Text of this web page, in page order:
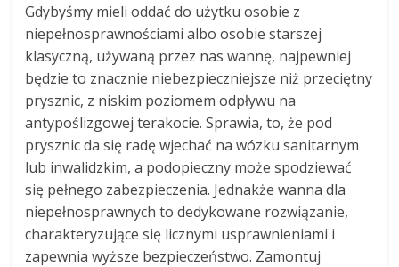
Gdybyśmy mieli oddać do użytku osobie z
niepełnosprawnościami albo osobie starszej
klasyczną, używaną przez nas wannę, najpewniej
będzie to znacznie niebezpieczniejsze niż przeciętny
prysznic, z niskim poziomem odpływu na
antypoślizgowej terakocie. Sprawia, to, że pod
prysznic da się radę wjechać na wózku sanitarnym
lub inwalidzkim, a podopieczny może spodziewać
się pełnego zabezpieczenia. Jednakże wanna dla
niepełnosprawnych to dedykowane rozwiązanie,
charakteryzujące się licznymi usprawnieniami i
zapewnia wyższe bezpieczeństwo. Zamontuj